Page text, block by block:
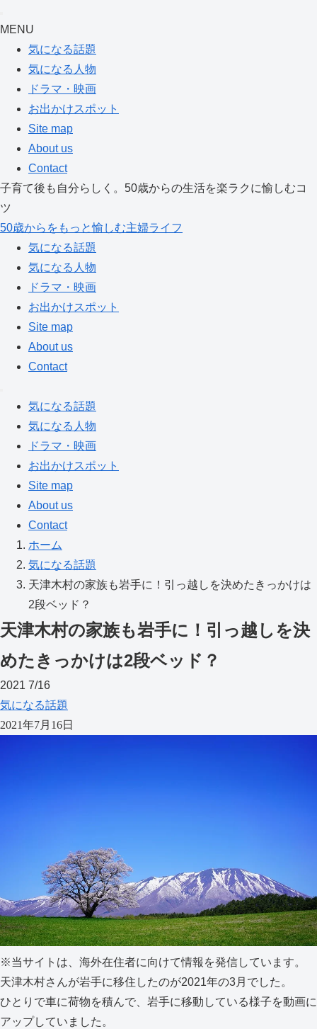
MENU
気になる話題
気になる人物
ドラマ・映画
お出かけスポット
Site map
About us
Contact
子育て後も自分らしく。50歳からの生活を楽ラクに愉しむコ
ツ
50歳からをもっと愉しむ主婦ライフ
気になる話題
気になる人物
ドラマ・映画
お出かけスポット
Site map
About us
Contact
気になる話題
気になる人物
ドラマ・映画
お出かけスポット
Site map
About us
Contact
ホーム
気になる話題
天津木村の家族も岩手に！引っ越しを決めたきっかけは
2段ベッド？
天津木村の家族も岩手に！引っ越しを決
めたきっかけは2段ベッド？
2021 7/16
気になる話題
2021年7月16日
※当サイトは、海外在住者に向けて情報を発信しています。
天津木村さんが岩手に移住したのが2021年の3月でした。
ひとりで車に荷物を積んで、岩手に移動している様子を動画に
アップしていました。